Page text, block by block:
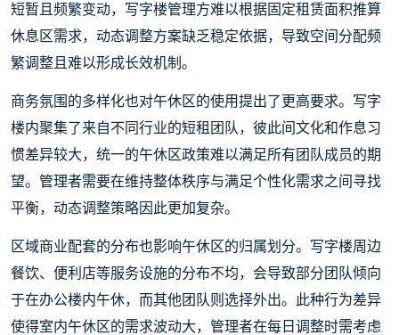
短暂且频繁变动，写字楼管理方难以根据固定租赁面积推算
休息区需求，动态调整方案缺乏稳定依据，导致空间分配频
繁调整且难以形成长效机制。
商务氛围的多样化也对午休区的使用提出了更高要求。写字
楼内聚集了来自不同行业的短租团队，彼此间文化和作息习
惯差异较大，统一的午休区政策难以满足所有团队成员的期
望。管理者需要在维持整体秩序与满足个性化需求之间寻找
平衡，动态调整策略因此更加复杂。
区域商业配套的分布也影响午休区的归属划分。写字楼周边
餐饮、便利店等服务设施的分布不均，会导致部分团队倾向
于在办公楼内午休，而其他团队则选择外出。此种行为差异
使得室内午休区的需求波动大，管理者在每日调整时需考虑